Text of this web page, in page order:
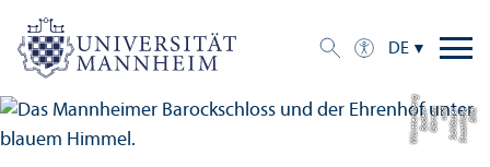
DE
Bil
d:
S
t
a
a
tli
c
h
e
S
c
hl
ö
s
s
e
r
u
n
d
G
ä
r
t
e
n
B
a
d
e
n-
W
ü
r
t
t
e
m
b
e
r
g